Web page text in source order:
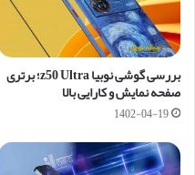
بررسی گوشی نوبیا z50 Ultra؛ برتری
صفحه نمایش و کارایی بالا
1402-04-19